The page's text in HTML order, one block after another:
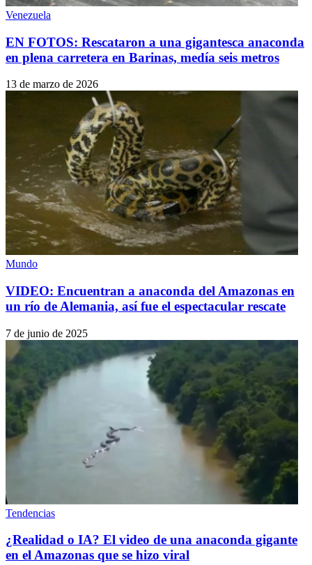
Venezuela
EN FOTOS: Rescataron a una gigantesca anaconda
en plena carretera en Barinas, medía seis metros
13 de marzo de 2026
Mundo
VIDEO: Encuentran a anaconda del Amazonas en
un río de Alemania, así fue el espectacular rescate
7 de junio de 2025
Tendencias
¿Realidad o IA? El video de una anaconda gigante
en el Amazonas que se hizo viral